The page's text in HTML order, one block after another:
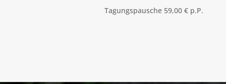
Tagungspausche 59,00 € p.P.